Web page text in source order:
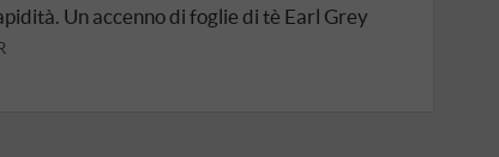
Un accenno di foglie di tè Earl Grey